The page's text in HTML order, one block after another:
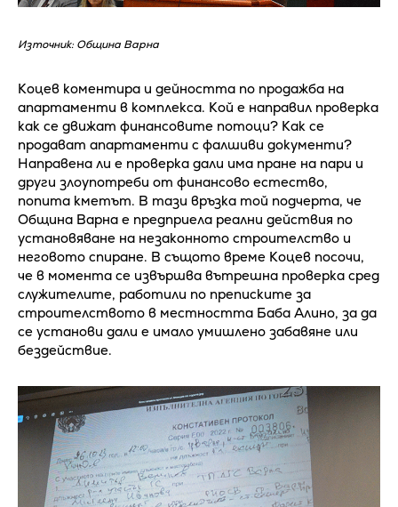
Източник: Община Варна
Коцев коментира и дейността по продажба на
апартаменти в комплекса. Кой е направил проверка
как се движат финансовите потоци? Как се
продават апартаменти с фалшиви документи?
Направена ли е проверка дали има пране на пари и
други злоупотреби от финансово естество,
попита кметът. В тази връзка той подчерта, че
Община Варна е предприела реални действия по
установяване на незаконното строителство и
неговото спиране. В същото време Коцев посочи,
че в момента се извършва вътрешна проверка сред
служителите, работили по преписките за
строителството в местността Баба Алино, за да
се установи дали е имало умишлено забавяне или
бездействие.